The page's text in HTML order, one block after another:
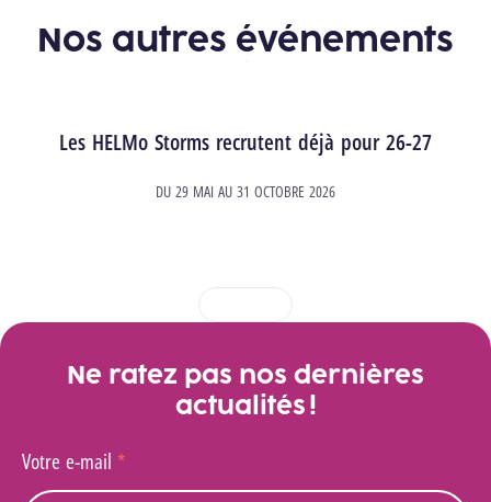
Nos autres événements
Les HELMo Storms recrutent déjà pour 26-27
DU 29 MAI AU 31 OCTOBRE 2026
1 2 3 4
Ne ratez pas nos dernières
actualités !
Votre e-mail *